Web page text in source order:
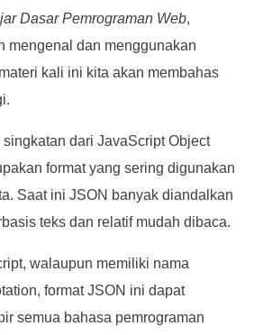
Dasar Pemrograman Web,
mengenal dan menggunakan
kali ini kita akan membahas
dari JavaScript Object
format yang sering digunakan
Saat ini JSON banyak diandalkan
teks dan relatif mudah dibaca.
walaupun memiliki nama
format JSON ini dapat
semua bahasa pemrograman